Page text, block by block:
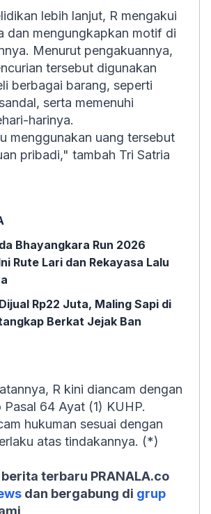
lebih lanjut, R mengakui
dan mengungkapkan motif di
Menurut pengakuannya,
tersebut digunakan
berbagai barang, seperti
serta memenuhi
harinya.
menggunakan uang tersebut
pribadi," tambah Tri Satria
Bhayangkara Run 2026
Rute Lari dan Rekayasa Lalu
Rp22 Juta, Maling Sapi di
Berkat Jejak Ban
R kini diancam dengan
64 Ayat (1) KUHP.
hukuman sesuai dengan
atas tindakannya. (*)
terbaru PRANALA.co
dan bergabung di grup